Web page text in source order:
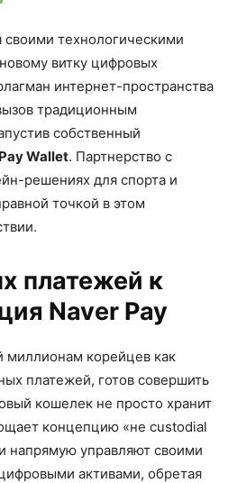
технологическими
витку цифровых
интернет-пространства
традиционным
собственный
Wallet. Партнерство с
решениях для спорта и
точкой в этом
платежей к
Naver Pay
миллионам корейцев как
платежей, готов совершить
кошелек не просто хранит
концепцию «не custodial
напрямую управляют своими
активами, обретая